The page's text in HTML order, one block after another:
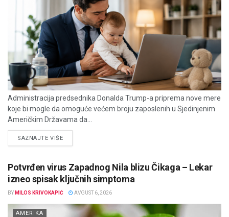
Administracija predsednika Donalda Trump-a priprema nove mere
koje bi mogle da omoguće većem broju zaposlenih u Sjedinjenim
Američkim Državama da...
SAZNAJTE VIŠEDETAILS
Potvrđen virus Zapadnog Nila blizu Čikaga – Lekar
izneo spisak ključnih simptoma
BY MILOS KRIVOKAPIĆ AVGUST 6, 2026
AMERIKA